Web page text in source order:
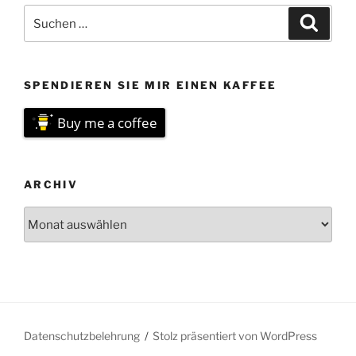
nach:
SPENDIEREN SIE MIR EINEN KAFFEE
Buy me a coffee
ARCHIV
Datenschutzbelehrung Stolz präsentiert von WordPress